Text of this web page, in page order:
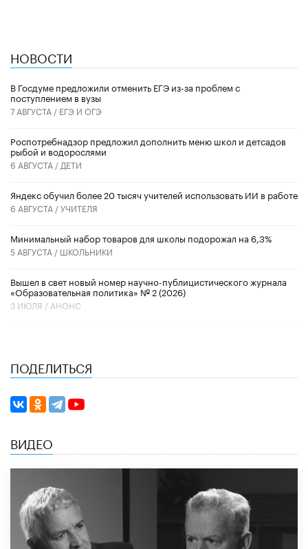
НОВОСТИ
В Госдуме предложили отменить ЕГЭ из-за проблем с
поступлением в вузы
7 АВГУСТА / ЕГЭ И ОГЭ
Роспотребнадзор предложил дополнить меню школ и детсадов
рыбой и водорослями
6 АВГУСТА / ДЕТИ
​Яндекс обучил более 20 тысяч учителей использовать ИИ в работе
6 АВГУСТА /УЧИТЕЛЯ
Минимальный набор товаров для школы подорожал на 6,3%
5 АВГУСТА / ШКОЛЬНИКИ
Вышел в свет новый номер научно-публицистического журнала
«Образовательная политика» № 2 (2026)
3 ИЮЛЯ / АНОНС
ПОДЕЛИТЬСЯ
ВИДЕО